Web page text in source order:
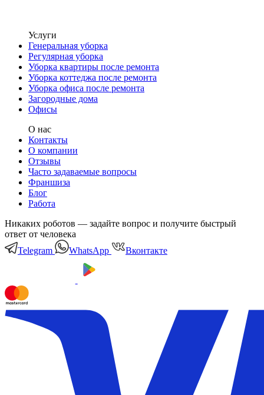
Услуги
Генеральная уборка
Регулярная уборка
Уборка квартиры после ремонта
Уборка коттеджа после ремонта
Уборка офиса после ремонта
Загородные дома
Офисы
О нас
Контакты
О компании
Отзывы
Часто задаваемые вопросы
Франшиза
Блог
Работа
Никаких роботов — задайте вопрос и получите быстрый
ответ от человека
Telegram
WhatsApp Вконтакте